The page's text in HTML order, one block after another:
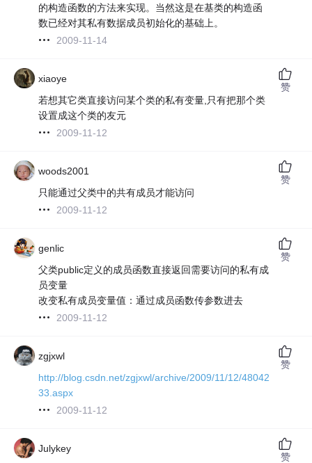
的构造函数的方法来实现。当然这是在基类的构造函
数已经对其私有数据成员初始化的基础上。
2009-11-14
xiaoye
若想其它类直接访问某个类的私有变量,只有把那个类
设置成这个类的友元
2009-11-12
赞
woods2001
只能通过父类中的共有成员才能访问
2009-11-12
赞
genlic
父类public定义的成员函数直接返回需要访问的私有成
员变量
改变私有成员变量值：通过成员函数传参数进去
2009-11-12
赞
zgjxwl
http://blog.csdn.net/zgjxwl/archive/2009/11/12/48042
33.aspx
2009-11-12
赞
Julykey
赞